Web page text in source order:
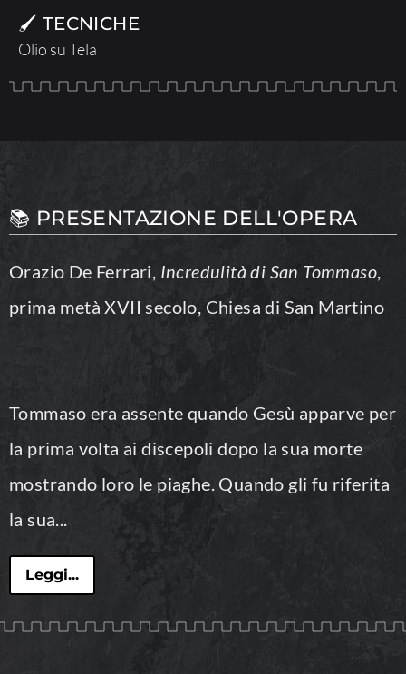
🖌 TECNICHE
Olio su Tela
📚 PRESENTAZIONE DELL'OPERA
Orazio De Ferrari, Incredulità di San Tommaso
prima metà XVII secolo, Chiesa di San Martino
Tommaso era assente quando Gesù apparve per
la prima volta ai discepoli dopo la sua morte
mostrando loro le piaghe. Quando gli fu riferita
la sua...
Leggi...